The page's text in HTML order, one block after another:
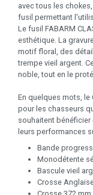
avec tous les
fusil permettant
Le fusil FABARM
esthétique. La
motif floral, des
trempe vieil argent.
noble, tout en le
En quelques mots, le
pour les chasseurs
souhaitent
leurs performances
Bande
Monodétente
Bascule vieil
Crosse